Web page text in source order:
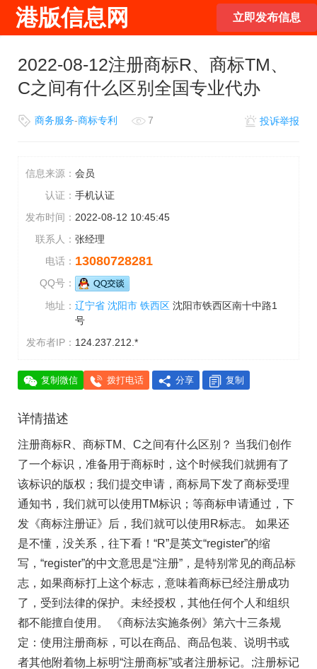
港版信息网 立即发布信息
2022-08-12注册商标R、商标TM、
C之间有什么区别全国专业代办
投诉举报
商务服务-商标专利 7
信息来源： 会员
认证： 手机认证
发布时间： 2022-08-12 10:45:45
联系人： 张经理
电话： 13080728281
QQ号：
地址： 辽宁省 沈阳市 铁西区 沈阳市铁西区南十中路1
号
发布者IP： 124.237.212.*
复制微信 拨打电话 分享 复制
详情描述
注册商标R、商标TM、C之间有什么区别？ 当我们创作
了一个标识，准备用于商标时，这个时候我们就拥有了
该标识的版权；我们提交申请，商标局下发了商标受理
通知书，我们就可以使用TM标识；等商标申请通过，下
发《商标注册证》后，我们就可以使用R标志。 如果还
是不懂，没关系，往下看！“R”是英文“register”的缩
写，“register”的中文意思是“注册”，是特别常见的商品标
志，如果商标打上这个标志，意味着商标已经注册成功
了，受到法律的保护。未经授权，其他任何个人和组织
都不能擅自使用。 《商标法实施条例》第六十三条规
定：使用注册商标，可以在商品、商品包装、说明书或
者其他附着物上标明“注册商标”或者注册标记。;注册标记